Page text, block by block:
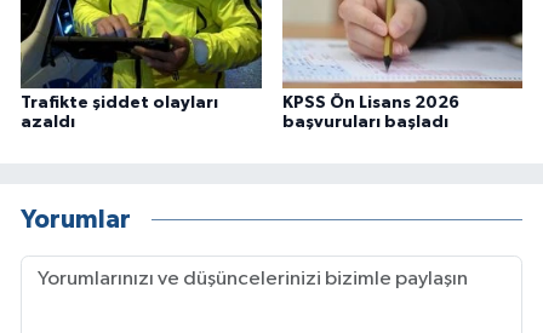
Trafikte şiddet olayları
azaldı
KPSS Ön Lisans 2026
başvuruları başladı
Yorumlar